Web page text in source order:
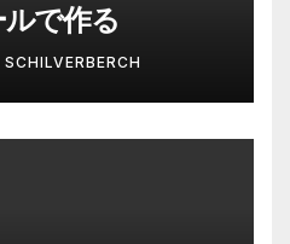
で作る
SCHILVERBERCH